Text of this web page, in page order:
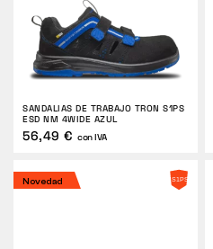
SANDALIAS DE TRABAJO TRON S1PS
ESD NM 4WIDE AZUL
56,49 € con IVA
Novedad